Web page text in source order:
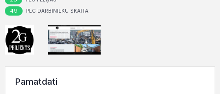
49 PĒC DARBINIEKU SKAITA
Pamatdati